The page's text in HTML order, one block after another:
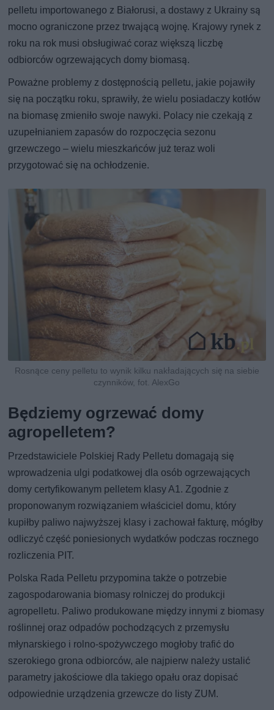
pelletu importowanego z Białorusi, a dostawy z Ukrainy są
mocno ograniczone przez trwającą wojnę. Krajowy rynek z
roku na rok musi obsługiwać coraz większą liczbę
odbiorców ogrzewających domy biomasą.
Poważne problemy z dostępnością pelletu, jakie pojawiły
się na początku roku, sprawiły, że wielu posiadaczy kotłów
na biomasę zmieniło swoje nawyki. Polacy nie czekają z
uzupełnianiem zapasów do rozpoczęcia sezonu
grzewczego – wielu mieszkańców już teraz woli
przygotować się na ochłodzenie.
Rosnące ceny pelletu to wynik kilku nakładających się na siebie
czynników, fot. AlexGo
Będziemy ogrzewać domy
agropelletem?
Przedstawiciele Polskiej Rady Pelletu domagają się
wprowadzenia ulgi podatkowej dla osób ogrzewających
domy certyfikowanym pelletem klasy A1. Zgodnie z
proponowanym rozwiązaniem właściciel domu, który
kupiłby paliwo najwyższej klasy i zachował fakturę, mógłby
odliczyć część poniesionych wydatków podczas rocznego
rozliczenia PIT.
Polska Rada Pelletu przypomina także o potrzebie
zagospodarowania biomasy rolniczej do produkcji
agropelletu. Paliwo produkowane między innymi z biomasy
roślinnej oraz odpadów pochodzących z przemysłu
młynarskiego i rolno-spożywczego mogłoby trafić do
szerokiego grona odbiorców, ale najpierw należy ustalić
parametry jakościowe dla takiego opału oraz dopisać
odpowiednie urządzenia grzewcze do listy ZUM.